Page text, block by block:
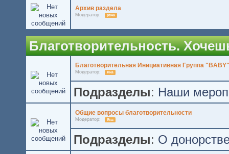
Архив раздела
Модератор: pti4a
Благотворительность.
Благотворительная Инициативная Группа "BABY"
Модератор: Яна
Подразделы: Наши
Общие вопросы благотворительности
Модератор: Яна
Подразделы: О